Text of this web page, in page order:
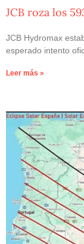
JCB roza los
JCB Hydromax
esperado intento
Leer más »